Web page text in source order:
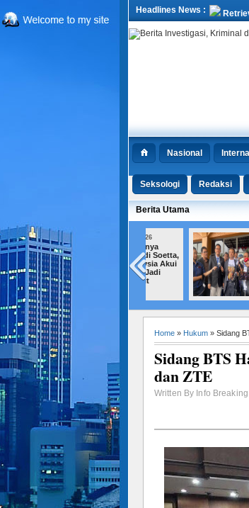
Headlines News :
Nasional
Seksologi Redaksi
Berita Utama
Tiga Warganya
Ditangkap di Soetta,
Polisi Malaysia Akui
Negaranya Jadi
Jalur Transit
Narkoba
07
Tiga
Kali
Home » Hukum » Sidang
Sidang BTS
dan ZTE
Written By Info